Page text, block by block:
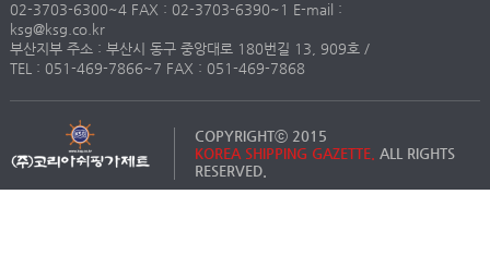
02-3703-6300~4 FAX : 02-3703-6390~1 E-mail :
ksg@ksg.co.kr
부산지부 주소 : 부산시 동구 중앙대로 180번길 13, 909호 /
TEL : 051-469-7866~7 FAX : 051-469-7868
COPYRIGHTⓒ 2015
KOREA SHIPPING GAZETTE. ALL RIGHTS
RESERVED.